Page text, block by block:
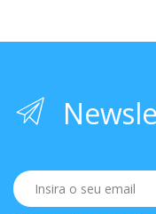
Email